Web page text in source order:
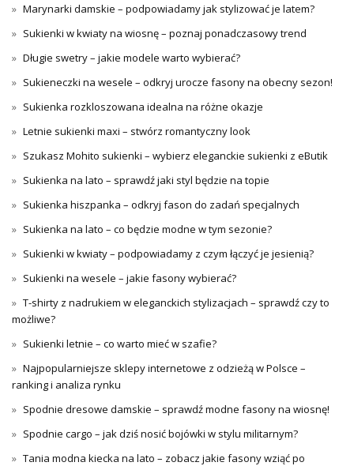
Marynarki damskie – podpowiadamy jak stylizować je latem?
Sukienki w kwiaty na wiosnę – poznaj ponadczasowy trend
Długie swetry – jakie modele warto wybierać?
Sukieneczki na wesele – odkryj urocze fasony na obecny sezon!
Sukienka rozkloszowana idealna na różne okazje
Letnie sukienki maxi – stwórz romantyczny look
Szukasz Mohito sukienki – wybierz eleganckie sukienki z eButik
Sukienka na lato – sprawdź jaki styl będzie na topie
Sukienka hiszpanka – odkryj fason do zadań specjalnych
Sukienka na lato – co będzie modne w tym sezonie?
Sukienki w kwiaty – podpowiadamy z czym łączyć je jesienią?
Sukienki na wesele – jakie fasony wybierać?
T-shirty z nadrukiem w eleganckich stylizacjach – sprawdź czy to
możliwe?
Sukienki letnie – co warto mieć w szafie?
Najpopularniejsze sklepy internetowe z odzieżą w Polsce –
ranking i analiza rynku
Spodnie dresowe damskie – sprawdź modne fasony na wiosnę!
Spodnie cargo – jak dziś nosić bojówki w stylu militarnym?
Tania modna kiecka na lato – zobacz jakie fasony wziąć po